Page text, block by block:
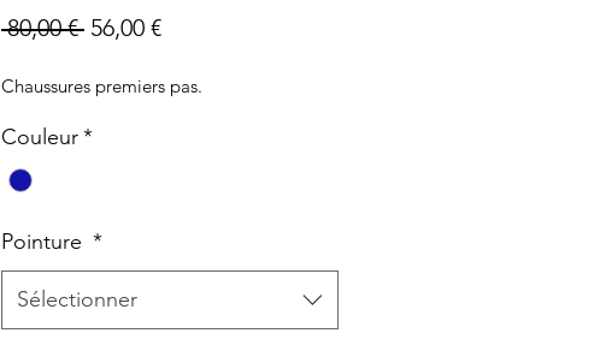
80,00 € Prix
56,00 €Prix
Chaussures premiers pas.
Couleur*
Pointure *
Sélectionner